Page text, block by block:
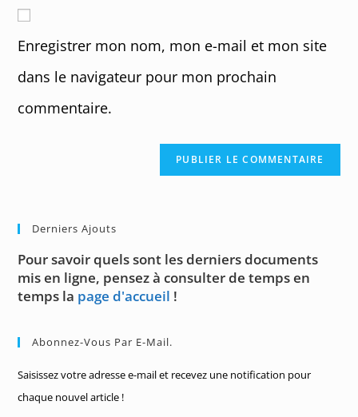
comment
to
website
(optional)
Enregistrer mon nom, mon e-mail et mon site
dans le navigateur pour mon prochain
commentaire.
Derniers Ajouts
Pour savoir quels sont les derniers documents
mis en ligne, pensez à consulter de temps en
temps la page d'accueil !
Abonnez-Vous Par E-Mail.
Saisissez votre adresse e-mail et recevez une notification pour
chaque nouvel article !